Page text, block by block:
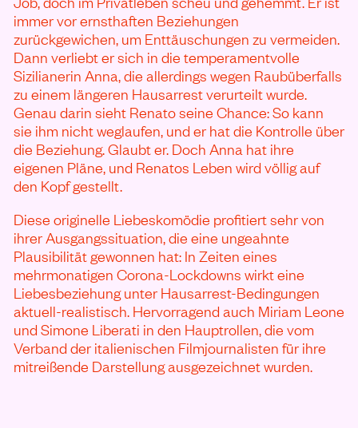
immer vor ernsthaften Beziehungen
zurückgewichen, um Enttäuschungen zu vermeiden.
Dann verliebt er sich in die temperamentvolle
Sizilianerin Anna, die allerdings wegen Raubüberfalls
zu einem längeren Hausarrest verurteilt wurde.
Genau darin sieht Renato seine Chance: So kann
sie ihm nicht weglaufen, und er hat die Kontrolle über
die Beziehung. Glaubt er. Doch Anna hat ihre
eigenen Pläne, und Renatos Leben wird völlig auf
den Kopf gestellt.
Diese originelle Liebeskomödie profitiert sehr von
ihrer Ausgangssituation, die eine ungeahnte
Plausibilität gewonnen hat: In Zeiten eines
mehrmonatigen Corona-Lockdowns wirkt eine
Liebesbeziehung unter Hausarrest-Bedingungen
aktuell-realistisch. Hervorragend auch Miriam Leone
und Simone Liberati in den Hauptrollen, die vom
Verband der italienischen Filmjournalisten für ihre
mitreißende Darstellung ausgezeichnet wurden.